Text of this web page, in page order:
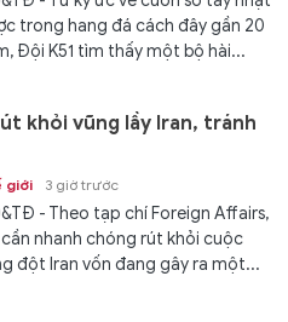
trong hang đá cách đây gần 20
Đội K51 tìm thấy một bộ hài...
khỏi vũng lầy Iran, tránh
giới 3 giờ trước
- Theo tạp chí Foreign Affairs,
cần nhanh chóng rút khỏi cuộc
đột Iran vốn đang gây ra một...